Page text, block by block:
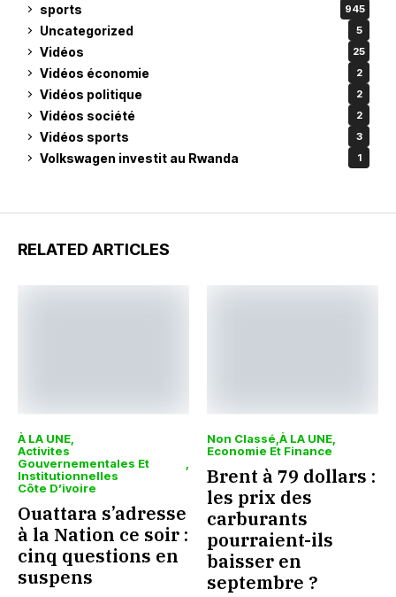
sports 945
Uncategorized 5
Vidéos 25
Vidéos économie 2
Vidéos politique 2
Vidéos société 2
Vidéos sports 3
Volkswagen investit au Rwanda 1
RELATED ARTICLES
À LA UNE
Activites
Gouvernementales Et
Institutionnelles
Côte D’ivoire
Ouattara s’adresse
à la Nation ce soir :
cinq questions en
suspens
Non Classé À LA UNE
Economie Et Finance
Brent à 79 dollars :
les prix des
carburants
pourraient-ils
baisser en
septembre ?